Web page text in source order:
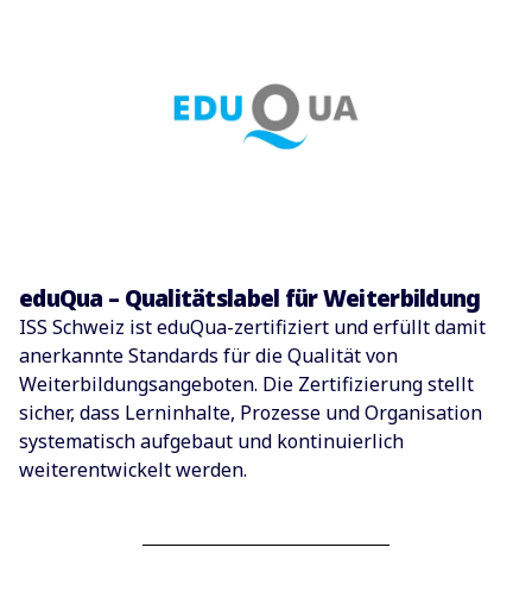
eduQua – Qualitätslabel für Weiterbildung
ISS Schweiz ist eduQua-zertifiziert und erfüllt damit
anerkannte Standards für die Qualität von
Weiterbildungsangeboten. Die Zertifizierung stellt
sicher, dass Lerninhalte, Prozesse und Organisation
systematisch aufgebaut und kontinuierlich
weiterentwickelt werden.